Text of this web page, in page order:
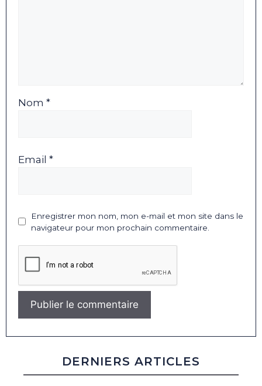
Nom *
Email *
Enregistrer mon nom, mon e-mail et mon site dans le
navigateur pour mon prochain commentaire.
DERNIERS ARTICLES